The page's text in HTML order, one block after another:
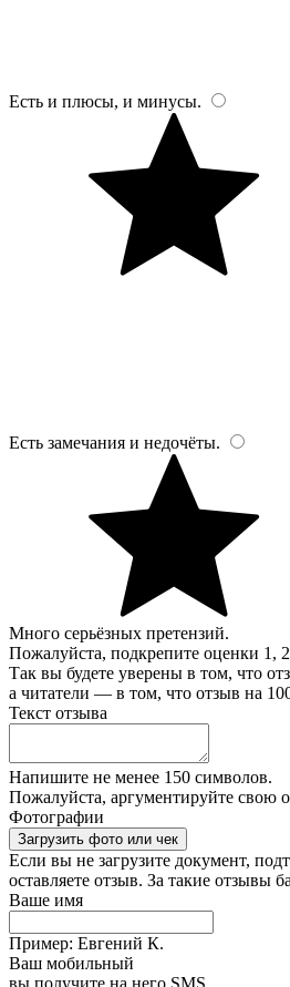
Есть и плюсы, и минусы.
Есть замечания и недочёты.
Много серьёзных претензий.
Пожалуйста, подкрепите оценки 1,
Так вы будете уверены в том, что
а читатели — в том, что отзыв на
Текст отзыва
Напишите не менее 150 символов.
Пожалуйста, аргументируйте свою
Фотографии
Загрузить фото или чек
Если вы не загрузите документ,
оставляете отзыв. За такие отзывы
Ваше имя
Пример: Евгений К.
Ваш мобильный
вы получите на него SMS